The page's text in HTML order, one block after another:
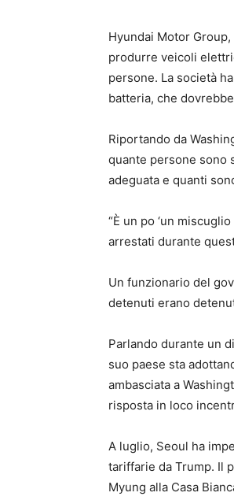
Hyundai Motor
produrre veicoli
persone. La società
batteria, che
Riportando da
quante persone sono
adeguata e quanti
“È un po ‘un
arrestati durante
Un funzionario del
detenuti erano
Parlando durante un
suo paese sta
ambasciata a
risposta in loco
A luglio, Seoul ha
tariffarie da Trump. Il
Myung alla Casa